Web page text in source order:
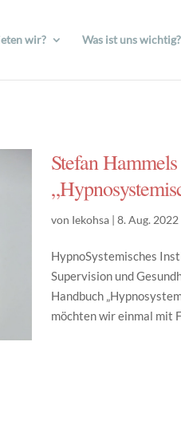
wir? Was ist uns wichtig?
Stefan
von Iekohsa |8. Aug. 2022
HypnoSystemisches
Supervision und
Handbuch
möchten wir einmal mit